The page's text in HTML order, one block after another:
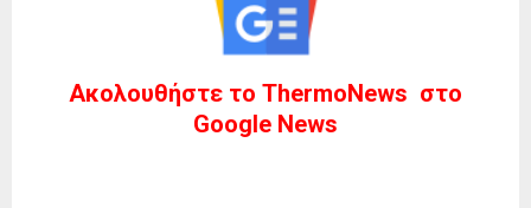
Ακολουθήστε το ThermoNews στο
Google News